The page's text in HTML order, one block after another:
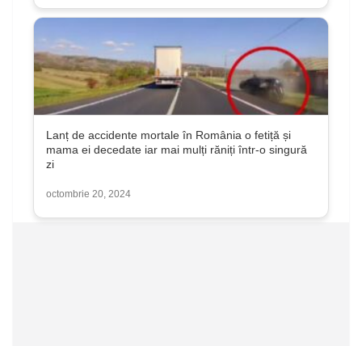
Lanț de accidente mortale în România o fetiță și
mama ei decedate iar mai mulți răniți într-o singură
zi
octombrie 20, 2024